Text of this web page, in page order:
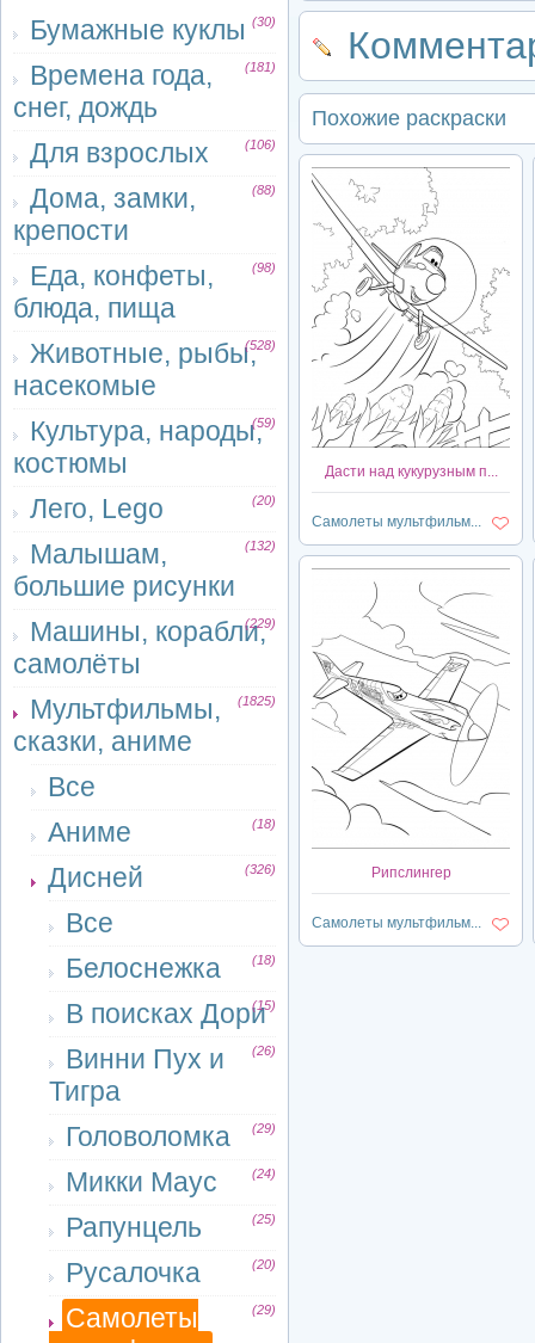
Бумажные куклы (30)
Времена года,
снег, дождь
(181)
Для взрослых (106)
Дома, замки,
крепости
(88)
Еда, конфеты,
блюда, пища
(98)
Животные, рыбы,
насекомые
(528)
Культура, народы,
костюмы
(59)
Лего, Lego (20)
Малышам,
большие рисунки
(132)
Машины, корабли,
самолёты
(229)
Мультфильмы,
сказки, аниме
(1825)
Все
Аниме
(18)
Дисней (326)
Все
Белоснежка
(18)
В поисках Дори
(15)
Винни Пух и
Тигра
(26)
Головоломка (29)
Микки Маус (24)
Рапунцель (25)
Русалочка (20)
Самолеты
(29)
Похожие раскраски
Дасти над кукурузным п...
Самолеты мультфильм...
Рипслингер
Самолеты мультфильм...